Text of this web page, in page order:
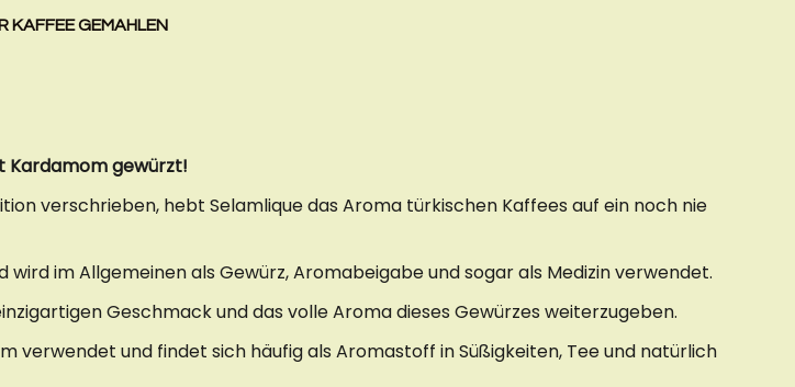
KAFFEE GEMAHLEN
Kardamom gewürzt!
verschrieben, hebt Selamlique das Aroma türkischen Kaffees auf ein noch nie
im Allgemeinen als Gewürz, Aromabeigabe und sogar als Medizin verwendet.
Geschmack und das volle Aroma dieses Gewürzes weiterzugeben.
verwendet und findet sich häufig als Aromastoff in Süßigkeiten, Tee und natürlich